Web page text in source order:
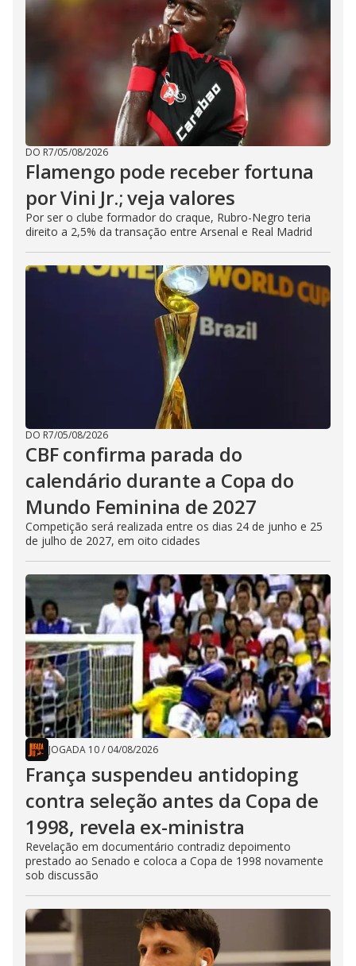
DO R7/05/08/2026
Flamengo pode receber fortuna
por Vini Jr.; veja valores
Por ser o clube formador do craque, Rubro-Negro teria
direito a 2,5% da transação entre Arsenal e Real Madrid
DO R7/05/08/2026
CBF confirma parada do
calendário durante a Copa do
Mundo Feminina de 2027
Competição será realizada entre os dias 24 de junho e 25
de julho de 2027, em oito cidades
JOGADA 10/ 04/08/2026
França suspendeu antidoping
contra seleção antes da Copa de
1998, revela ex-ministra
Revelação em documentário contradiz depoimento
prestado ao Senado e coloca a Copa de 1998 novamente
sob discussão